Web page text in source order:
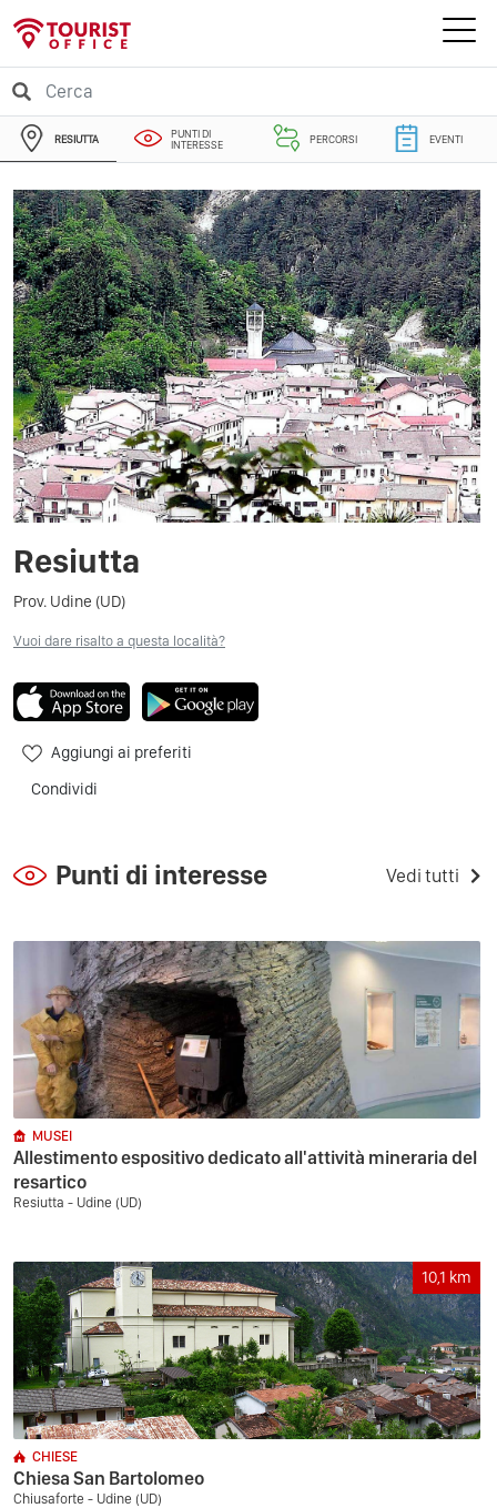
RESIUTTA
PUNTI DI
INTERESSE
PERCORSI EVENTI
Resiutta
Prov. Udine (UD)
Vuoi dare risalto a questa località?
Aggiungi ai preferiti
Condividi
Punti di interesse Vedi tutti
MUSEI
Allestimento espositivo dedicato all'attività mineraria del
resartico
Resiutta - Udine (UD)
10,1 km
CHIESE
Chiesa San Bartolomeo
Chiusaforte - Udine (UD)